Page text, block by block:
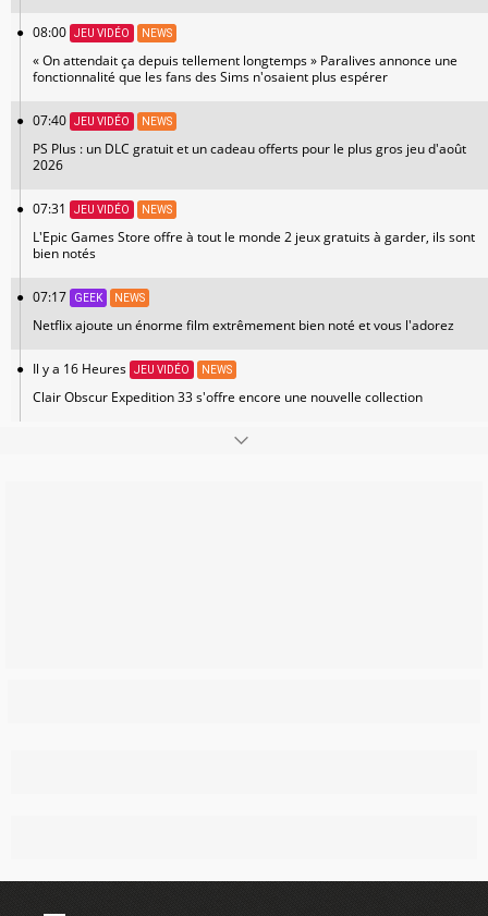
08:00 JEU VIDÉO NEWS
« On attendait ça depuis tellement longtemps » Paralives annonce une
fonctionnalité que les fans des Sims n'osaient plus espérer
07:40 JEU VIDÉO NEWS
PS Plus : un DLC gratuit et un cadeau offerts pour le plus gros jeu d'août
2026
07:31 JEU VIDÉO NEWS
L'Epic Games Store offre à tout le monde 2 jeux gratuits à garder, ils sont
bien notés
07:17 GEEK NEWS
Netflix ajoute un énorme film extrêmement bien noté et vous l'adorez
Il y a 16 Heures JEU VIDÉO NEWS
Clair Obscur Expedition 33 s'offre encore une nouvelle collection